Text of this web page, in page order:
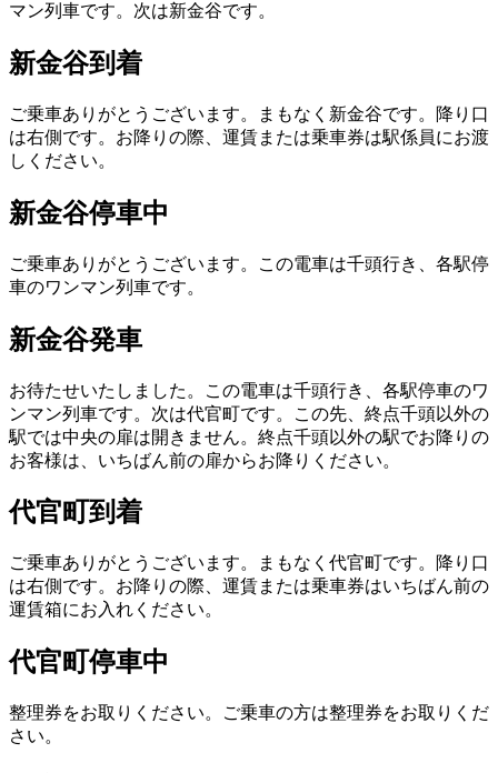
マン列車です。次は新金谷です。
新金谷到着
ご乗車ありがとうございます。まもなく新金谷です。降り口
は右側です。お降りの際、運賃または乗車券は駅係員にお渡
しください。
新金谷停車中
ご乗車ありがとうございます。この電車は千頭行き、各駅停
車のワンマン列車です。
新金谷発車
お待たせいたしました。この電車は千頭行き、各駅停車のワ
ンマン列車です。次は代官町です。この先、終点千頭以外の
駅では中央の扉は開きません。終点千頭以外の駅でお降りの
お客様は、いちばん前の扉からお降りください。
代官町到着
ご乗車ありがとうございます。まもなく代官町です。降り口
は右側です。お降りの際、運賃または乗車券はいちばん前の
運賃箱にお入れください。
代官町停車中
整理券をお取りください。ご乗車の方は整理券をお取りくだ
さい。